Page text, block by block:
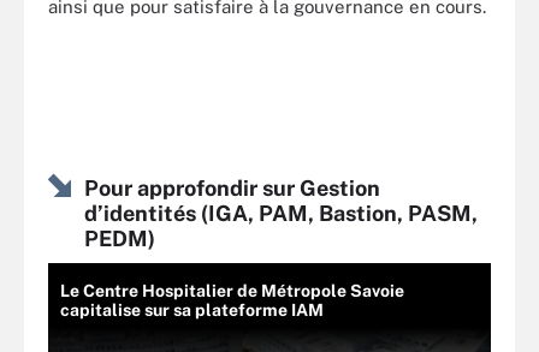
ainsi que pour satisfaire à la gouvernance en cours.
Pour approfondir sur Gestion
d’identités (IGA, PAM, Bastion, PASM,
PEDM)
Le Centre Hospitalier de Métropole Savoie
capitalise sur sa plateforme IAM